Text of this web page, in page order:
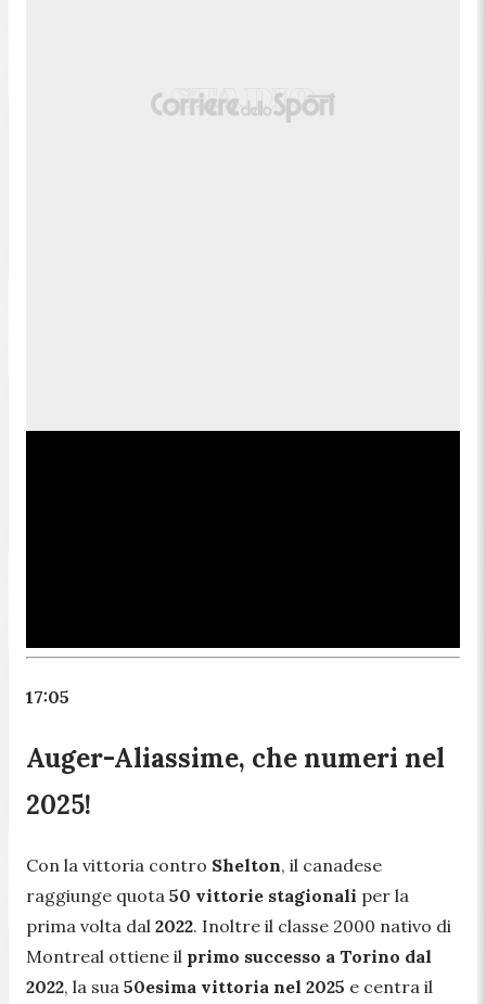
17:05
Auger-Aliassime, che numeri nel
2025!
Con la vittoria contro Shelton, il canadese
raggiunge quota 50 vittorie stagionali per la
prima volta dal 2022. Inoltre il classe 2000 nativo di
Montreal ottiene il primo successo a Torino dal
2022, la sua 50esima vittoria nel 2025 e centra il